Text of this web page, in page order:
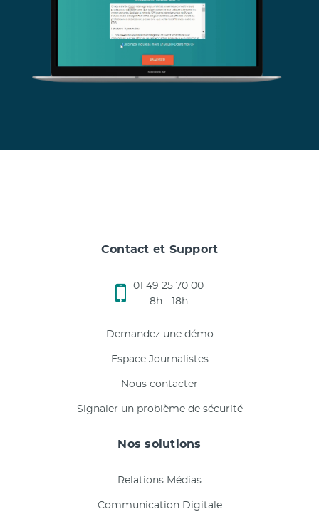
Contact et Support
01 49 25 70 00
8h - 18h
Demandez une démo
Espace Journalistes
Nous contacter
Signaler un problème de sécurité
Nos solutions
Relations Médias
Communication Digitale